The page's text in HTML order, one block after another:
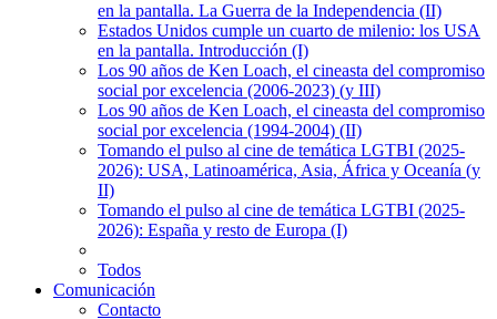
en la pantalla. La Guerra de la Independencia (II)
Estados Unidos cumple un cuarto de milenio: los USA
en la pantalla. Introducción (I)
Los 90 años de Ken Loach, el cineasta del compromiso
social por excelencia (2006-2023) (y III)
Los 90 años de Ken Loach, el cineasta del compromiso
social por excelencia (1994-2004) (II)
Tomando el pulso al cine de temática LGTBI (2025-
2026): USA, Latinoamérica, Asia, África y Oceanía (y
II)
Tomando el pulso al cine de temática LGTBI (2025-
2026): España y resto de Europa (I)
Todos
Comunicación
Contacto